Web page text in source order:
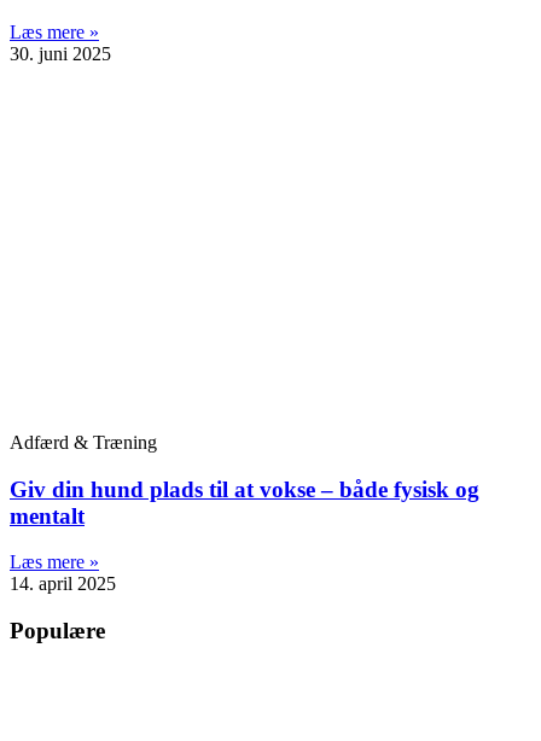
Læs mere »
30. juni 2025
Adfærd & Træning
Giv din hund plads til at vokse – både fysisk og
mentalt
Læs mere »
14. april 2025
Populære